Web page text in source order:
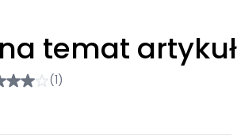
temat
(1)